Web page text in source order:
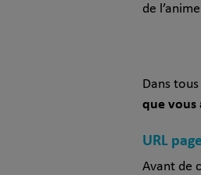
de
Dans tous
que vous
URL
Avant de